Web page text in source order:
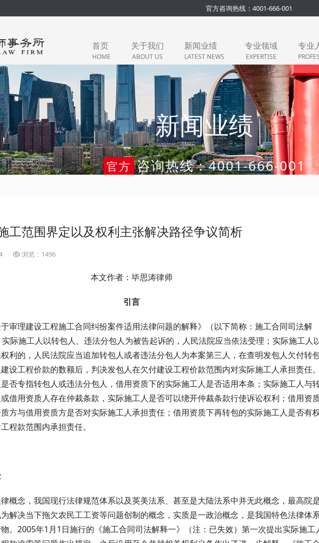
官方咨询热线：4001-666-001
首页
HOME
关于我们
ABOUT US
新闻业绩
LATEST NEWS
专业领域
EXPERTISE
专业
新闻业绩
官方 咨询热线：4001-666-001
工范围界定以及权利主张解决路径争议简析
浏览：1496
本文作者：毕思涛律师
引言
审理建设工程施工合同纠纷案件适用法律问题的解释》（以下简称：施工合同司法解
际施工人以转包人、违法分包人为被告起诉的，人民法院应当依法受理；实际施工人
利的，人民法院应当追加转包人或者违法分包人为本案第三人，在查明发包人欠付转
设工程价款的数额后，判决发包人在欠付建设工程价款范围内对实际施工人承担责任。
否专指转包人或违法分包人，借用资质下的实际施工人是否适用本条；实际施工人与
借用资质人存在仲裁条款，实际施工人是否可以绕开仲裁条款行使诉讼权利；借用资
方与借用资质方是否对实际施工人承担责任；借用资质下再转包的实际施工人是否有
程款范围内承担责任。
概念，我国现行法律规范体系以及英美法系、甚至是大陆法系中并无此概念，最高院
解决当下拖欠农民工工资等问题创制的概念，实质是一政治概念，是我国特色法律体
。2005年1月1日施行的《施工合同司法解释一》（注：已失效）第一次提出实际施工